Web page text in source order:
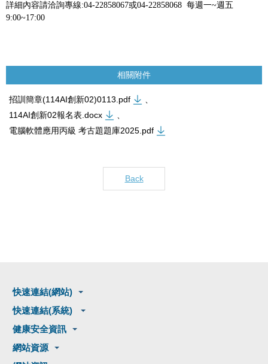
詳細內容請洽詢專線:04-22858067或04-22858068 每週一~週五
9:00~17:00
相關附件
招訓簡章(114AI創新02)0113.pdf
、
114AI創新02報名表.docx
、
電腦軟體應用丙級 考古題題庫2025.pdf
Back
快速連結(網站)
快速連結(系統)
健康安全資訊
網站資源